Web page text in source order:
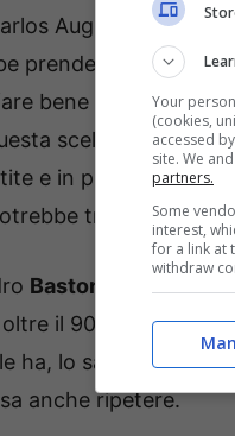
Augusto
Almeno
prendere il posto di
bene e che in
scelta,
e in più di
trovare
Bastoni,
il 90esimo che
ha, lo sappiamo e lo
anche ripetere.
Your
(cookies,
accessed
site. We
partners.
Some
interest,
for a link at
withdraw